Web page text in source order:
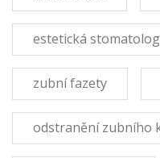
estetická
zubní fazety
odstranění zubního